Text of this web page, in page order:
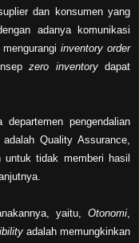
dan konsumen yang
adanya komunikasi
inventory order
zero inventorydapat
departemen pengendalian
Quality Assurance,
untuk tidak memberi hasil
yaitu, Otonomi
adalah memungkinkan